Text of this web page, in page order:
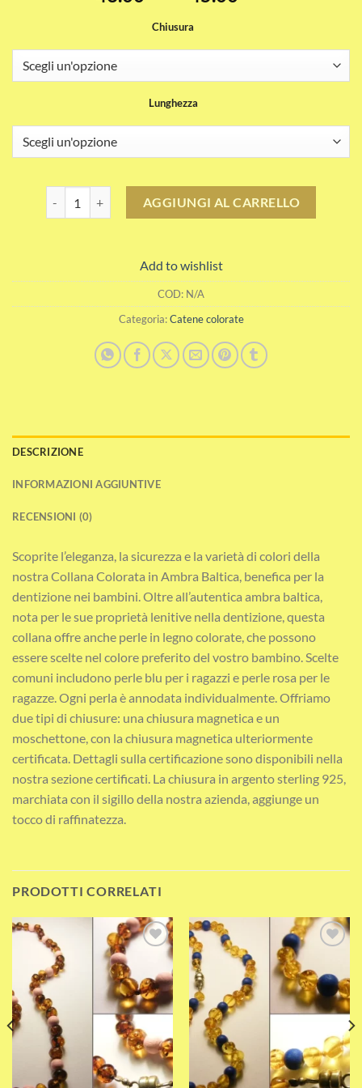
da
43.00CHF
Chiusura
Lunghezza
AGGIUNGI AL CARRELLO
Add to wishlist
COD: N/A
Categoria:Catene colorate
DESCRIZIONE
INFORMAZIONI AGGIUNTIVE
RECENSIONI (0)
Scoprite l’eleganza, la sicurezza e la varietà di colori della
nostra Collana Colorata in Ambra Baltica, benefica per la
dentizione nei bambini. Oltre all’autentica ambra baltica,
nota per le sue proprietà lenitive nella dentizione, questa
collana offre anche perle in legno colorate, che possono
essere scelte nel colore preferito del vostro bambino. Scelte
comuni includono perle blu per i ragazzi e perle rosa per le
ragazze. Ogni perla è annodata individualmente. Offriamo
due tipi di chiusure: una chiusura magnetica e un
moschettone, con la chiusura magnetica ulteriormente
certificata. Dettagli sulla certificazione sono disponibili nella
nostra sezione certificati. La chiusura in argento sterling 925,
marchiata con il sigillo della nostra azienda, aggiunge un
tocco di raffinatezza.
PRODOTTI CORRELATI
Add to wishlist Add to wishlist